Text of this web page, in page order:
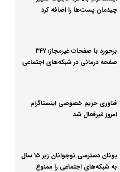
چیدمان پست‌ها را اضافه کرد
برخورد با صفحات غیرمجاز؛ ۳۴۷
صفحه درمانی در شبکه‌های اجتماعی
فناوری حریم خصوصی اینستاگرام
امروز غیرفعال شد
یونان دسترسی نوجوانان زیر ۱۵ سال
به شبکه‌های اجتماعی را ممنوع